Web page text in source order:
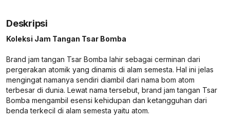
Deskripsi
Koleksi Jam Tangan Tsar Bomba
Brand jam tangan Tsar Bomba lahir sebagai cerminan dari
pergerakan atomik yang dinamis di alam semesta. Hal ini jelas
mengingat namanya sendiri diambil dari nama bom atom
terbesar di dunia. Lewat nama tersebut, brand jam tangan Tsar
Bomba mengambil esensi kehidupan dan ketangguhan dari
benda terkecil di alam semesta yaitu atom.